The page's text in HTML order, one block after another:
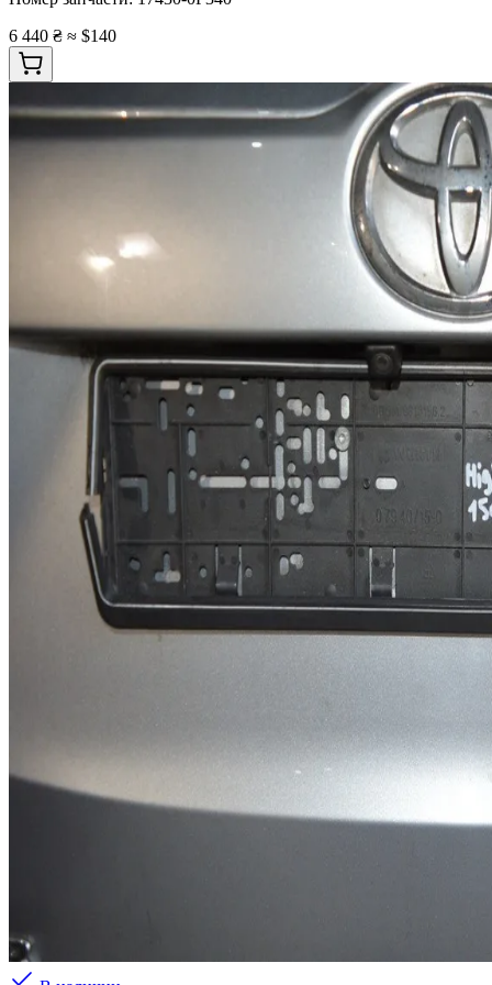
6 440 ₴ ≈ $140